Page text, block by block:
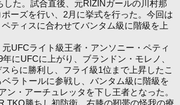
した。試合直後、元RIZINガールの川村那
ーズを行い、2月に挙式を行った。今回は
ティスに合わせてバンタム級に階級を上
UFCライト級王者・アンソニー・ペティ
にUFCに上がり、ブランドン・モレノ、
らに勝利し、フライ級1位まで上昇したこ
ラトールに参戦し、バンタム級に階級を
ン・アーチュレッタを下し王者となった。